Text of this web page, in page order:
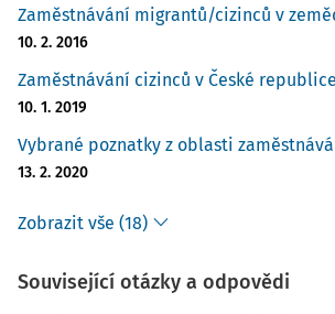
Zákon o pobytu cizinců
je stěžejním
cizineckého práva a lze v něm tedy
zde upraveny veškeré podmínky a
povolení k pobytům za účelem
cizinec v dané situaci požádat, jaké
upravují celý postup od podání žádosti
Zaměstnávání migrantů/cizinců v
10. 2. 2016
Zaměstnávání cizinců v České republice
10. 1. 2019
Vybrané poznatky z oblasti
13. 2. 2020
Zobrazit vše (18)
Související otázky a odpovědi